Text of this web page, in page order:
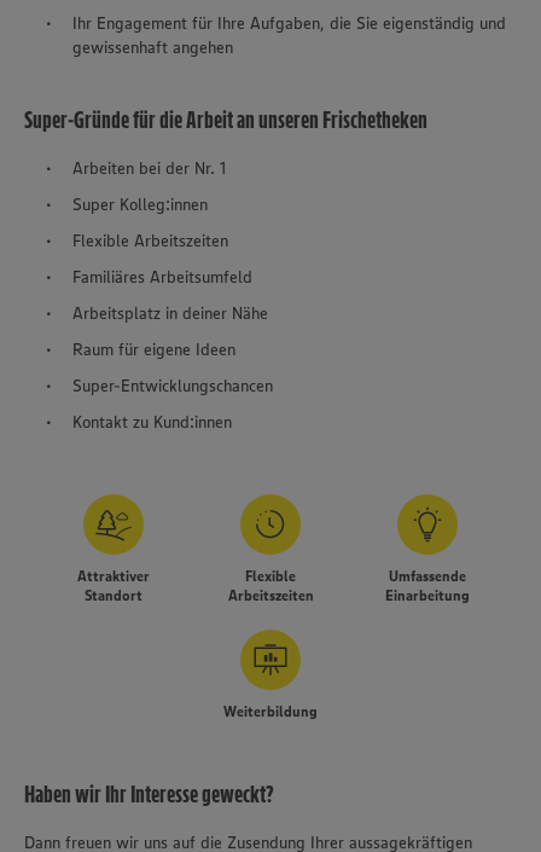
Ihr Engagement für Ihre Aufgaben, die Sie eigenständig und
gewissenhaft angehen
Super-Gründe für die Arbeit an unseren Frischetheken
Arbeiten bei der Nr. 1
Super Kolleg:innen
Flexible Arbeitszeiten
Familiäres Arbeitsumfeld
Arbeitsplatz in deiner Nähe
Raum für eigene Ideen
Super-Entwicklungschancen
Kontakt zu Kund:innen
Attraktiver
Standort
Flexible
Arbeitszeiten
Umfassende
Einarbeitung
Weiterbildung
Haben wir Ihr Interesse geweckt?
Dann freuen wir uns auf die Zusendung Ihrer aussagekräftigen